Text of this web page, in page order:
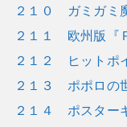
２１０ ガミガミ
２１１ 欧州版『
２１２ ヒットポ
２１３ ポポロの
２１４ ポスター